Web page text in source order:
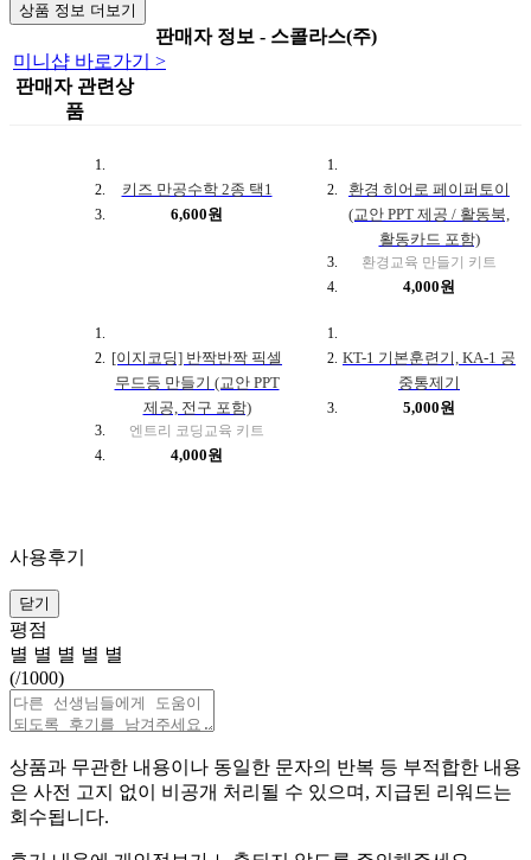
상품 정보 더보기
판매자 정보 - 스콜라스(주)
미니샵 바로가기 >
판매자 관련상
품
키즈 만공수학 2종 택1
6,600원
환경 히어로 페이퍼토이
(교안 PPT 제공 / 활동북,
활동카드 포함)
환경교육 만들기 키트
4,000원
[이지코딩] 반짝반짝 픽셀
무드등 만들기 (교안 PPT
제공, 전구 포함)
엔트리 코딩교육 키트
4,000원
KT-1 기본훈련기, KA-1 공
중통제기
5,000원
사용후기
닫기
평점
별 별 별 별 별
(/1000)
상품과 무관한 내용이나 동일한 문자의 반복 등 부적합한 내용
은 사전 고지 없이 비공개 처리될 수 있으며, 지급된 리워드는
회수됩니다.